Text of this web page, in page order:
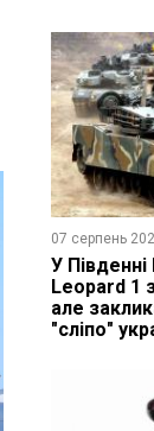
07 серпень
У
Leopard 1
але
"сліпо"